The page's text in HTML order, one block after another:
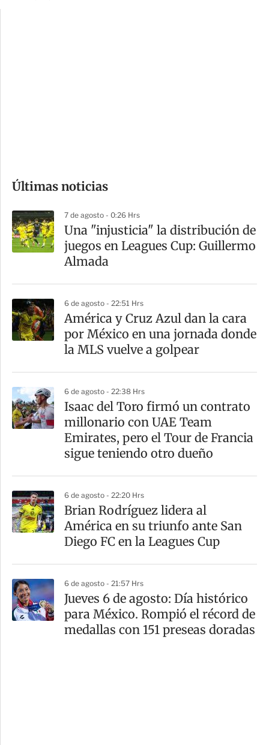
m
a
r
t
Últimas noticias
7 de agosto - 0:26 Hrs
Una "injusticia" la distribución de
juegos en Leagues Cup: Guillermo
Almada
6 de agosto - 22:51 Hrs
América y Cruz Azul dan la cara
por México en una jornada donde
la MLS vuelve a golpear
6 de agosto - 22:38 Hrs
Isaac del Toro firmó un contrato
millonario con UAE Team
Emirates, pero el Tour de Francia
sigue teniendo otro dueño
6 de agosto - 22:20 Hrs
Brian Rodríguez lidera al
América en su triunfo ante San
Diego FC en la Leagues Cup
6 de agosto - 21:57 Hrs
Jueves 6 de agosto: Día histórico
para México. Rompió el récord de
medallas con 151 preseas doradas